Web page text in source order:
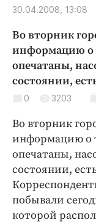
Авто и
Криминал
Культура
Погода
Праздники
Спорт
Экономика
30.04.2008, 13:08
Во вторник
информацию о
опечатаны,
состоянии,
0 3203
Во вторник
информацию о
опечатаны,
состоянии,
побывали
которой